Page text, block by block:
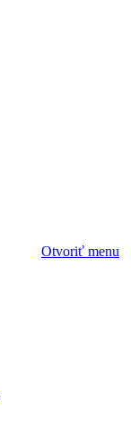
Otvoriť menu